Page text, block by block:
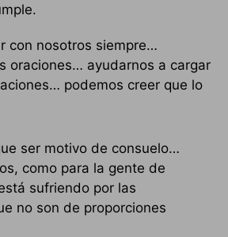
con nosotros siempre…
oraciones… ayudarnos a cargar
podemos creer que lo
ser motivo de consuelo…
como para la gente de
sufriendo por las
no son de proporciones